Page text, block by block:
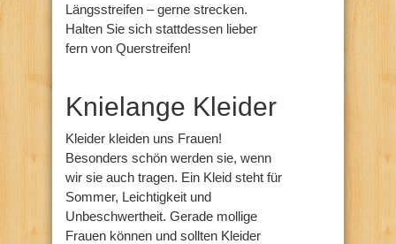
Längsstreifen – gerne strecken.
Halten Sie sich stattdessen lieber
fern von Querstreifen!
Knielange Kleider
Kleider kleiden uns Frauen!
Besonders schön werden sie, wenn
wir sie auch tragen. Ein Kleid steht für
Sommer, Leichtigkeit und
Unbeschwertheit. Gerade mollige
Frauen können und sollten Kleider